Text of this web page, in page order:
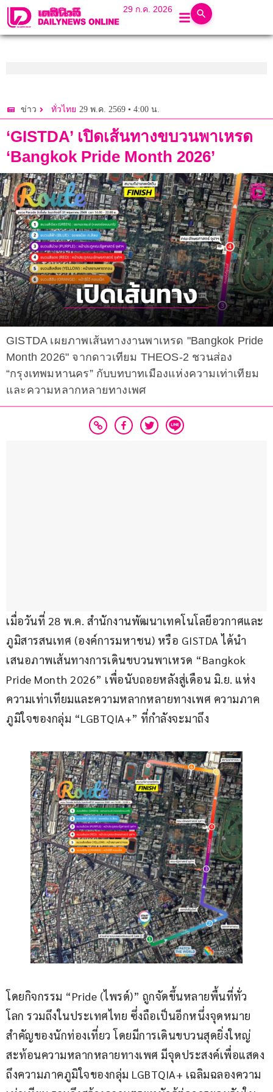
29 ก.ค. 2026
ข่าว ทั่วไทย 29 พ.ค. 2569 • 4:00 น.
‘GISTDA’ เปิดเส้นทางขบวนพาเหรด
‘Bangkok Pride Month 2026’
GISTDA เผยภาพเส้นทางงานพาเหรด "Bangkok Pride
Month 2026" จากดาวเทียม THEOS-2 ชวนส่อง
“กรุงเทพมหานคร” กับบทบาทเมืองแห่งความเท่าเทียม
และความหลากหลายทางเพศ
เมื่อวันที่ 28 พ.ค. สำนักงานพัฒนาเทคโนโลยีอวกาศและ
ภูมิสารสนเทศ (องค์การมหาชน) หรือ GISTDA ได้นำ
เสนอภาพเส้นทางการเดินขบวนพาเหรด “Bangkok
Pride Month 2026” เพื่อนับถอยหลังสู่เดือน มิ.ย. แห่ง
ความเท่าเทียมและความหลากหลายทางเพศ ความภาค
ภูมิใจของกลุ่ม “LGBTQIA+” ที่กำลังจะมาถึง
โดยกิจกรรม “Pride (ไพรด์)” ถูกจัดขึ้นหลายพื้นที่ทั่ว
โลก รวมถึงในประเทศไทย ซึ่งถือเป็นอีกหนึ่งจุดหมาย
สำคัญของนักท่องเที่ยว โดยมีการเดินขบวนสุดยิ่งใหญ่
สะท้อนความหลากหลายทางเพศ มีจุดประสงค์เพื่อแสดง
ถึงความภาคภูมิใจของกลุ่ม LGBTQIA+ เฉลิมฉลองความ